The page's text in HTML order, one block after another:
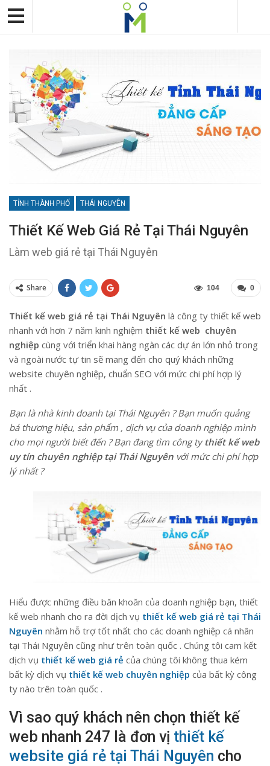
TỈNH THÀNH PHỐ THÁI NGUYÊN
Thiết Kế Web Giá Rẻ Tại Thái Nguyên
Làm web giá rẻ tại Thái Nguyên
Share 0
104
Thiết kế web giá rẻ tại Thái Nguyên là công ty thiết kế web
nhanh với hơn 7 năm kinh nghiệm thiết kế web chuyên
nghiệp cùng với triển khai hàng ngàn các dự án lớn nhỏ trong
và ngoài nước tự tin sẽ mang đến cho quý khách những
website chuyên nghiệp, chuẩn SEO với mức chi phí hợp lý
nhất .
Bạn là nhà kinh doanh tại Thái Nguyên ? Bạn muốn quảng
bá thương hiệu, sản phẩm , dịch vụ của doanh nghiệp mình
cho mọi người biết đến ? Bạn đang tìm công ty thiết kế web
uy tín chuyên nghiệp tại Thái Nguyên với mức chi phí hợp
lý nhất ?
Hiểu được những điều băn khoăn của doanh nghiệp bạn, thiết
kế web nhanh cho ra đời dịch vụ thiết kế web giá rẻ tại Thái
Nguyên nhằm hỗ trợ tốt nhất cho các doanh nghiệp cá nhân
tại Thái Nguyên cũng như trên toàn quốc . Chúng tôi cam kết
dịch vụ thiết kế web giá rẻ của chúng tôi không thua kém
bất kỳ dịch vụ thiết kế web chuyên nghiệp của bất kỳ công
ty nào trên toàn quốc .
Vì sao quý khách nên chọn thiết kế
web nhanh 247 là đơn vị thiết kế
website giá rẻ tại Thái Nguyên cho